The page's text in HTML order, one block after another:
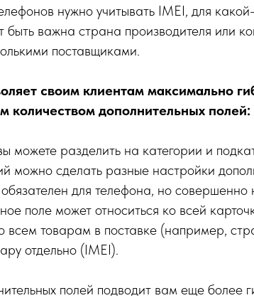
нужно учитывать IMEI, для
важна страна производителя или
поставщиками.
своим клиентам максимально
количеством дополнительных полей:
можете разделить на категории и
можно сделать разные настройки
для телефона, но
поле может относиться ко всей
всем товарам в поставке (например,
отдельно (IMEI).
полей подводит вам еще более